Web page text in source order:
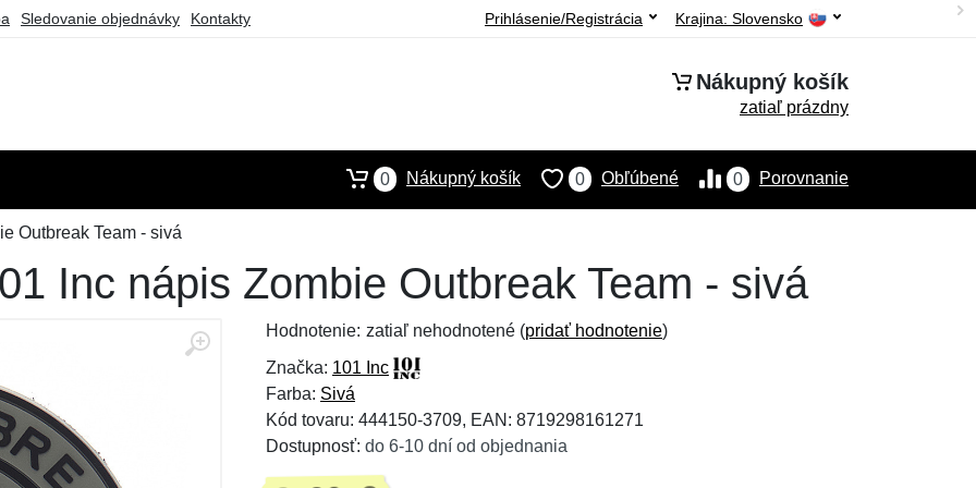
Sledovanie objednávky Kontakty Krajina: Slovensko
Prihlásenie/Registrácia
Nákupný košík
zatiaľ prázdny
0 Porovnanie
0 Obľúbené
0 Nákupný košík
Outbreak Team - sivá
Inc nápis Zombie Outbreak Team - sivá
Hodnotenie: zatiaľ nehodnotené (pridať hodnotenie)
Značka: 101 Inc
Farba: Sivá
Kód tovaru: 444150-3709, EAN: 8719298161271
Dostupnosť: do 6-10 dní od objednania